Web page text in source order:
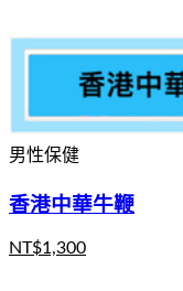
男性保健
香港中華牛鞭
NT$1,300